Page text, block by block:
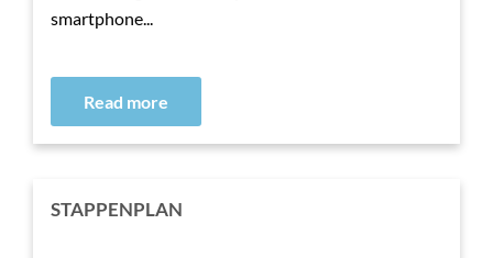
smartphone...
Read more
STAPPENPLAN